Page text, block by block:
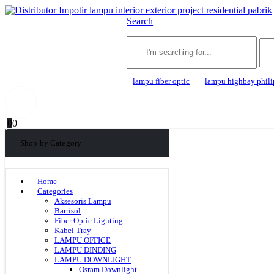
Search
lampu fiber optic lampu highbay
00
Shop by Category
Home
Categories
Aksesoris Lampu
Barrisol
Fiber Optic Lighting
Kabel Tray
LAMPU OFFICE
LAMPU DINDING
LAMPU DOWNLIGHT
Osram Downlight